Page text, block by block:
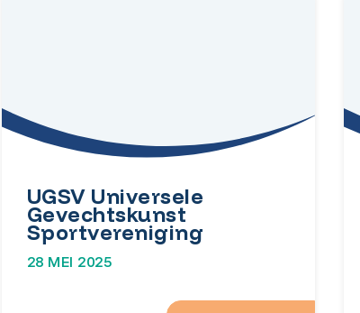
UGSV Universele
Gevechtskunst
Sportvereniging
28 MEI 2025